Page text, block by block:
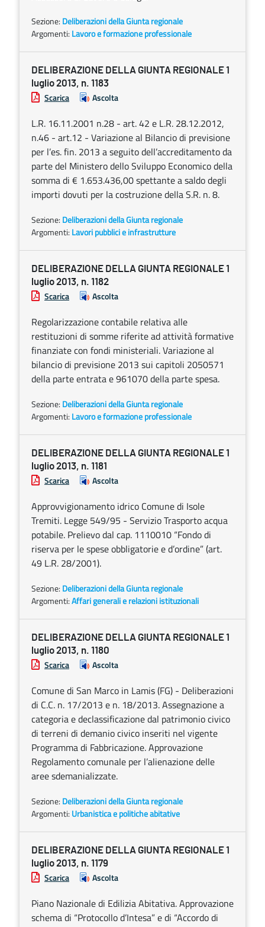
Sezione: Deliberazioni della Giunta regionale
Argomenti: Lavoro e formazione professionale
DELIBERAZIONE DELLA GIUNTA REGIONALE 1
luglio 2013, n. 1183
Scarica Ascolta
L.R. 16.11.2001 n.28 - art. 42 e L.R. 28.12.2012,
n.46 - art.12 - Variazione al Bilancio di previsione
per l’es. fin. 2013 a seguito dell’accreditamento da
parte del Ministero dello Sviluppo Economico della
somma di € 1.653.436,00 spettante a saldo degli
importi dovuti per la costruzione della S.R. n. 8.
Sezione: Deliberazioni della Giunta regionale
Argomenti: Lavori pubblici e infrastrutture
DELIBERAZIONE DELLA GIUNTA REGIONALE 1
luglio 2013, n. 1182
Scarica Ascolta
Regolarizzazione contabile relativa alle
restituzioni di somme riferite ad attività formative
finanziate con fondi ministeriali. Variazione al
bilancio di previsione 2013 sui capitoli 2050571
della parte entrata e 961070 della parte spesa.
Sezione: Deliberazioni della Giunta regionale
Argomenti: Lavoro e formazione professionale
DELIBERAZIONE DELLA GIUNTA REGIONALE 1
luglio 2013, n. 1181
Scarica Ascolta
Approvvigionamento idrico Comune di Isole
Tremiti. Legge 549/95 - Servizio Trasporto acqua
potabile. Prelievo dal cap. 1110010 “Fondo di
riserva per le spese obbligatorie e d’ordine” (art.
49 L.R. 28/2001).
Sezione: Deliberazioni della Giunta regionale
Argomenti:Affari generali e relazioni istituzionali
DELIBERAZIONE DELLA GIUNTA REGIONALE 1
luglio 2013, n. 1180
Scarica Ascolta
Comune di San Marco in Lamis (FG) - Deliberazioni
di C.C. n. 17/2013 e n. 18/2013. Assegnazione a
categoria e declassificazione dal patrimonio civico
di terreni di demanio civico inseriti nel vigente
Programma di Fabbricazione. Approvazione
Regolamento comunale per l’alienazione delle
aree sdemanializzate.
Sezione: Deliberazioni della Giunta regionale
Argomenti: Urbanistica e politiche abitative
DELIBERAZIONE DELLA GIUNTA REGIONALE 1
luglio 2013, n. 1179
Scarica Ascolta
Piano Nazionale di Edilizia Abitativa. Approvazione
schema di “Protocollo d’Intesa” e di “Accordo di